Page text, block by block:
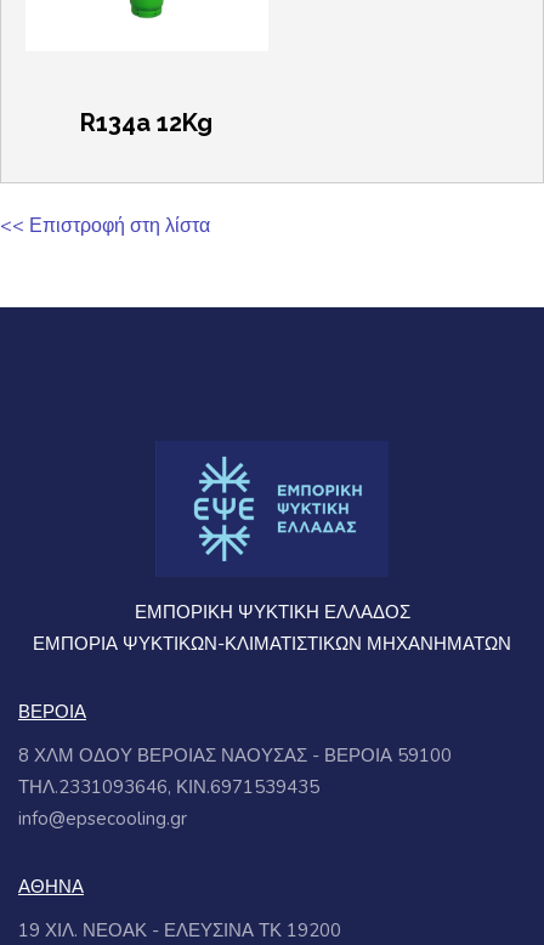
R134a 12Kg
<< Επιστροφή στη λίστα
ΕΜΠΟΡΙΚΗ ΨΥΚΤΙΚΗ ΕΛΛΑΔΟΣ
ΕΜΠΟΡΙΑ ΨΥΚΤΙΚΩΝ-ΚΛΙΜΑΤΙΣΤΙΚΩΝ ΜΗΧΑΝΗΜΑΤΩΝ
ΒΕΡΟΙΑ
8 ΧΛΜ ΟΔΟΥ ΒΕΡΟΙΑΣ ΝΑΟΥΣΑΣ - ΒΕΡΟΙΑ 59100
ΤΗΛ.2331093646, ΚΙΝ.6971539435
info@epsecooling.gr
ΑΘΗΝΑ
19 ΧΙΛ. ΝΕΟΑΚ - ΕΛΕΥΣΙΝΑ ΤΚ 19200